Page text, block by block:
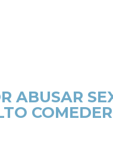
ABUSAR